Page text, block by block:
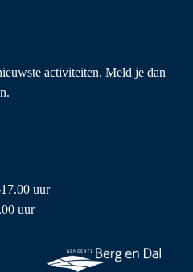
activiteiten. Meld je dan
uur
uur